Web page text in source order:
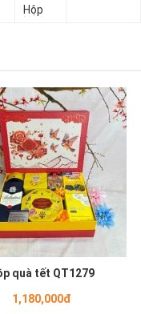
Hộp
quà tết QT1279
1,180,000đ